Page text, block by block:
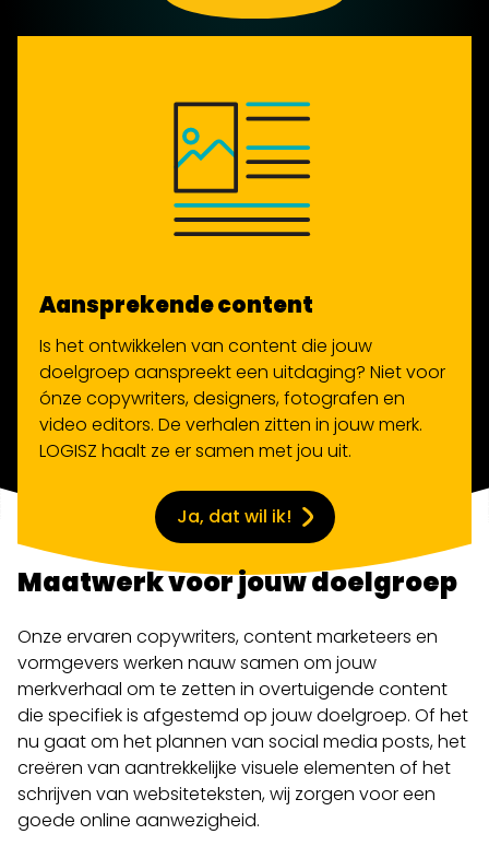
Aansprekende content
Is het ontwikkelen van content die jouw
doelgroep aanspreekt een uitdaging? Niet voor
ónze copywriters, designers, fotografen en
video editors. De verhalen zitten in jouw merk.
LOGISZ haalt ze er samen met jou uit.
Ja, dat wil ik!
Maatwerk voor jouw doelgroep
Onze ervaren copywriters, content marketeers en
vormgevers werken nauw samen om jouw
merkverhaal om te zetten in overtuigende content
die specifiek is afgestemd op jouw doelgroep. Of het
nu gaat om het plannen van social media posts, het
creëren van aantrekkelijke visuele elementen of het
schrijven van websiteteksten, wij zorgen voor een
goede online aanwezigheid.